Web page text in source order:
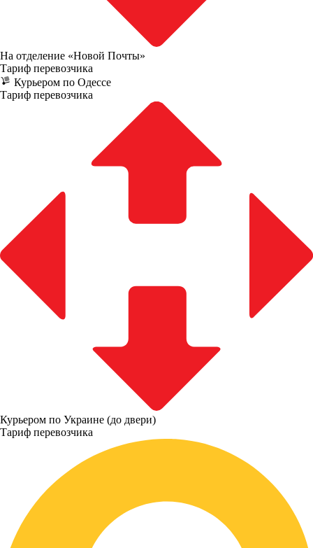
На отделение «Новой Почты»
Тариф перевозчика
Курьером по Одессе
Тариф перевозчика
Курьером по Украине (до двери)
Тариф перевозчика